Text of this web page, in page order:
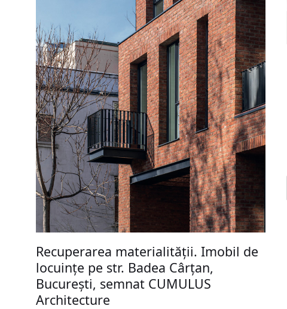
Recuperarea materialității. Imobil de
locuinţe pe str. Badea Cârţan,
Bucureşti, semnat CUMULUS
Architecture